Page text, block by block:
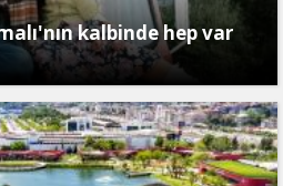
kalbinde hep var